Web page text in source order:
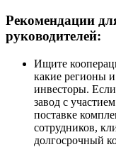
Рекомендации
руководителей:
Ищите
какие регионы
инвесторы.
завод с
поставке
сотрудников,
долгосрочный